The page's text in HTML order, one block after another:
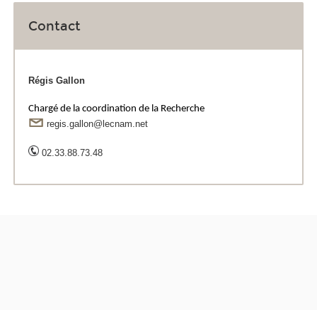
Contact
Régis Gallon
Chargé de la coordination de la Recherche
regis.gallon@lecnam.net
02.33.88.73.48